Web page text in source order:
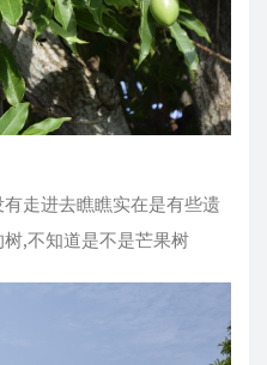
走进去瞧瞧实在是有些遗
,不知道是不是芒果树